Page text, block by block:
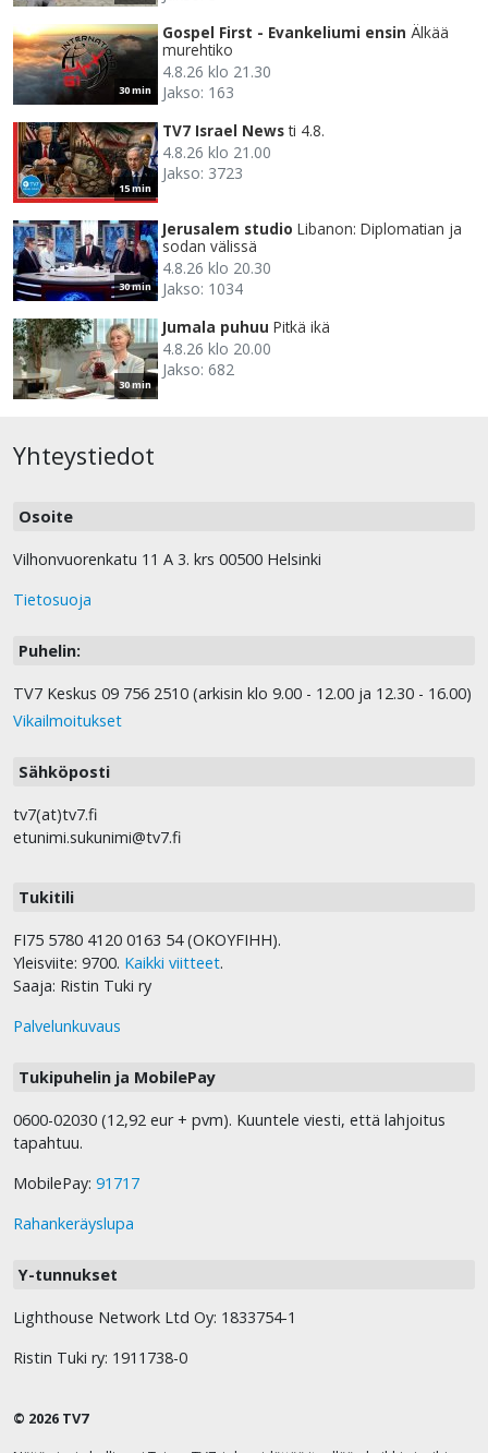
30 min
Gospel First - Evankeliumi ensin Älkää
murehtiko
4.8.26 klo 21.30
Jakso: 163
15 min
TV7 Israel News ti 4.8.
4.8.26 klo 21.00
Jakso: 3723
30 min
Jerusalem studio Libanon: Diplomatian ja
sodan välissä
4.8.26 klo 20.30
Jakso: 1034
30 min
Jumala puhuu Pitkä ikä
4.8.26 klo 20.00
Jakso: 682
Yhteystiedot
Osoite
Vilhonvuorenkatu 11 A 3. krs 00500 Helsinki
Tietosuoja
Puhelin:
TV7 Keskus 09 756 2510 (arkisin klo 9.00 - 12.00 ja 12.30 - 16.00)
Vikailmoitukset
Sähköposti
tv7(at)tv7.fi
etunimi.sukunimi@tv7.fi
Tukitili
FI75 5780 4120 0163 54 (OKOYFIHH).
Yleisviite: 9700. Kaikki viitteet.
Saaja: Ristin Tuki ry
Palvelunkuvaus
Tukipuhelin ja MobilePay
0600-02030 (12,92 eur + pvm). Kuuntele viesti, että lahjoitus
tapahtuu.
MobilePay: 91717
Rahankeräyslupa
Y-tunnukset
Lighthouse Network Ltd Oy: 1833754-1
Ristin Tuki ry: 1911738-0
© 2026 TV7